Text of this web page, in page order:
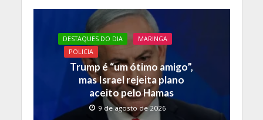
DESTAQUES DO DIA
MARINGA
POLICIA
Trump é “um ótimo amigo”,
mas Israel rejeita plano
aceito pelo Hamas
9 de agosto de 2026